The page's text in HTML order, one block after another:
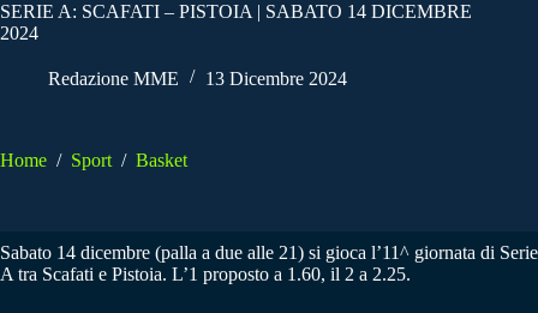
SERIE A: SCAFATI – PISTOIA | SABATO 14 DICEMBRE
2024
Redazione MME 13 Dicembre 2024
Home / Sport / Basket
Sabato 14 dicembre (palla a due alle 21) si gioca l’11^ giornata di Serie
A tra Scafati e Pistoia. L’1 proposto a 1.60, il 2 a 2.25.